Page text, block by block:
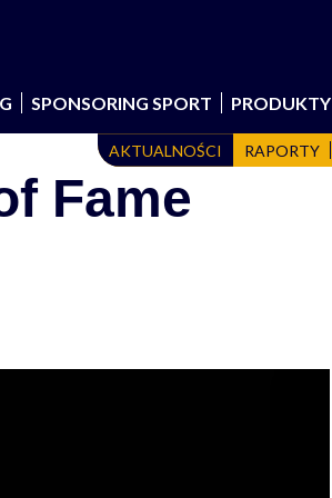
SPONSORING SPORT PRODUKTY
AKTUALNOŚCI RAPORTY
Fame